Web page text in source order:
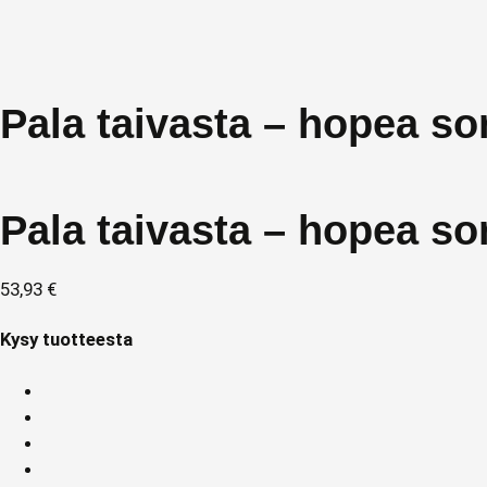
Pala taivasta – hopea
Pala taivasta – hopea
53,93 €
Kysy tuotteesta